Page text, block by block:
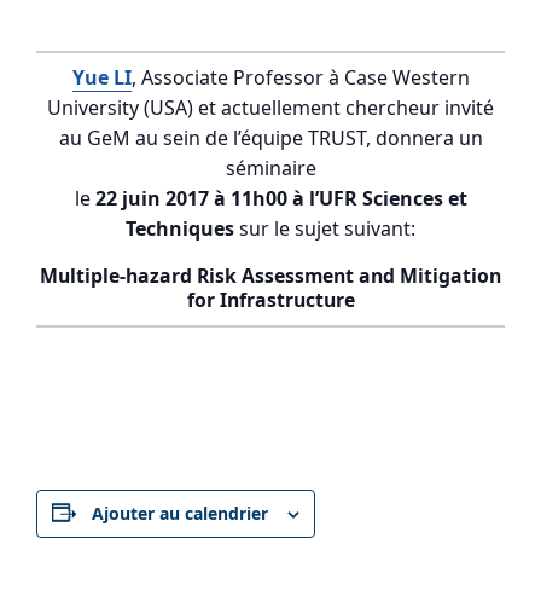
Yue LI, Associate Professor à Case Western
University (USA) et actuellement chercheur invité
au GeM au sein de l’équipe TRUST, donnera un
séminaire
le22 juin 2017 à 11h00 à l’UFR Sciences et
Techniquessur le sujet suivant:
Multiple-hazard Risk Assessment and Mitigation
for Infrastructure
Ajouter au calendrier